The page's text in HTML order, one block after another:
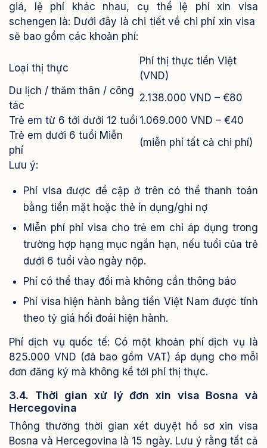
giá, lệ phí khác nhau, cụ thể lệ phí xin visa
schengen là: Dưới đây là chi tiết về chi phí xin visa
sẽ bao gồm các khoản phí:
Loại thị thực
Phí thị thực tiền Việt
(VND)
Du lịch / thăm thân / công
tác
2.138.000 VND – €80
Trẻ em từ 6 tới dưới 12 tuổi 1.069.000 VND – €40
Trẻ em dưới 6 tuổi Miễn
phí
(miễn phí tất cả chi phí)
Lưu ý:
Phí visa được đề cập ở trên có thể thanh toán
bằng tiền mặt hoặc thẻ ín dụng/ghi nợ
Miễn phí phí visa cho trẻ em chỉ áp dụng trong
trường hợp hạng mục ngắn hạn, nếu tuổi của trẻ
dưới 6 tuổi vào ngày nộp.
Phí có thể thay đổi mà không cần thông báo
Phí visa hiện hành bằng tiền Việt Nam được tính
theo tỷ giá hối đoái hiện hành.
Phí dịch vụ quốc tế: Có một khoản phí dịch vụ là
825.000 VND (đã bao gồm VAT) áp dụng cho mỗi
đơn đăng ký mà không kể tới phí thị thực.
3.4. Thời gian xử lý đơn xin visa Bosna và
Hercegovina
Thông thường thời gian xét duyệt hồ sơ xin visa
Bosna và Hercegovina là 15 ngày. Lưu ý rằng tất cả